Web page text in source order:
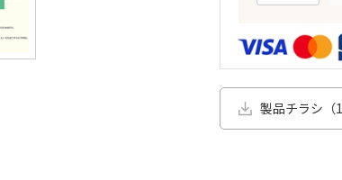
製品チラシ（